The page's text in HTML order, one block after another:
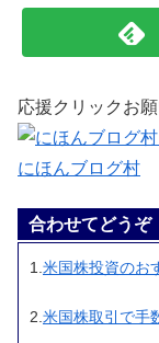
応援クリックお
にほんブログ村
合わせてどうぞ
1. 米国株投資のお
2. 米国株取引で手